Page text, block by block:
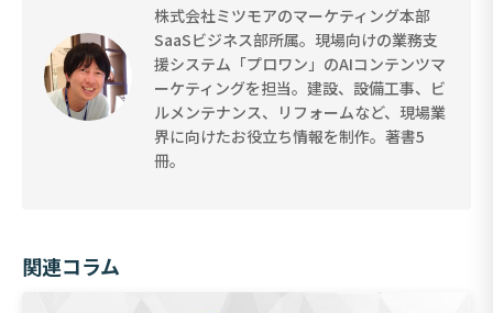
株式会社ミツモアのマーケティング本部
SaaSビジネス部所属。現場向けの業務支
援システム「プロワン」のAIコンテンツマ
ーケティングを担当。建設、設備工事、ビ
ルメンテナンス、リフォームなど、現場業
界に向けたお役立ち情報を制作。著書5
冊。
関連コラム